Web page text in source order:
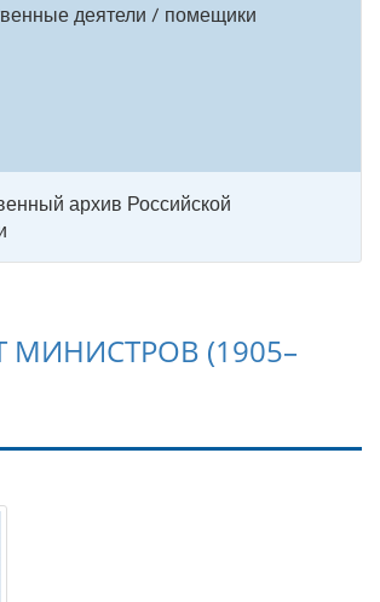
деятели / помещики
архив Российской
МИНИСТРОВ (1905–